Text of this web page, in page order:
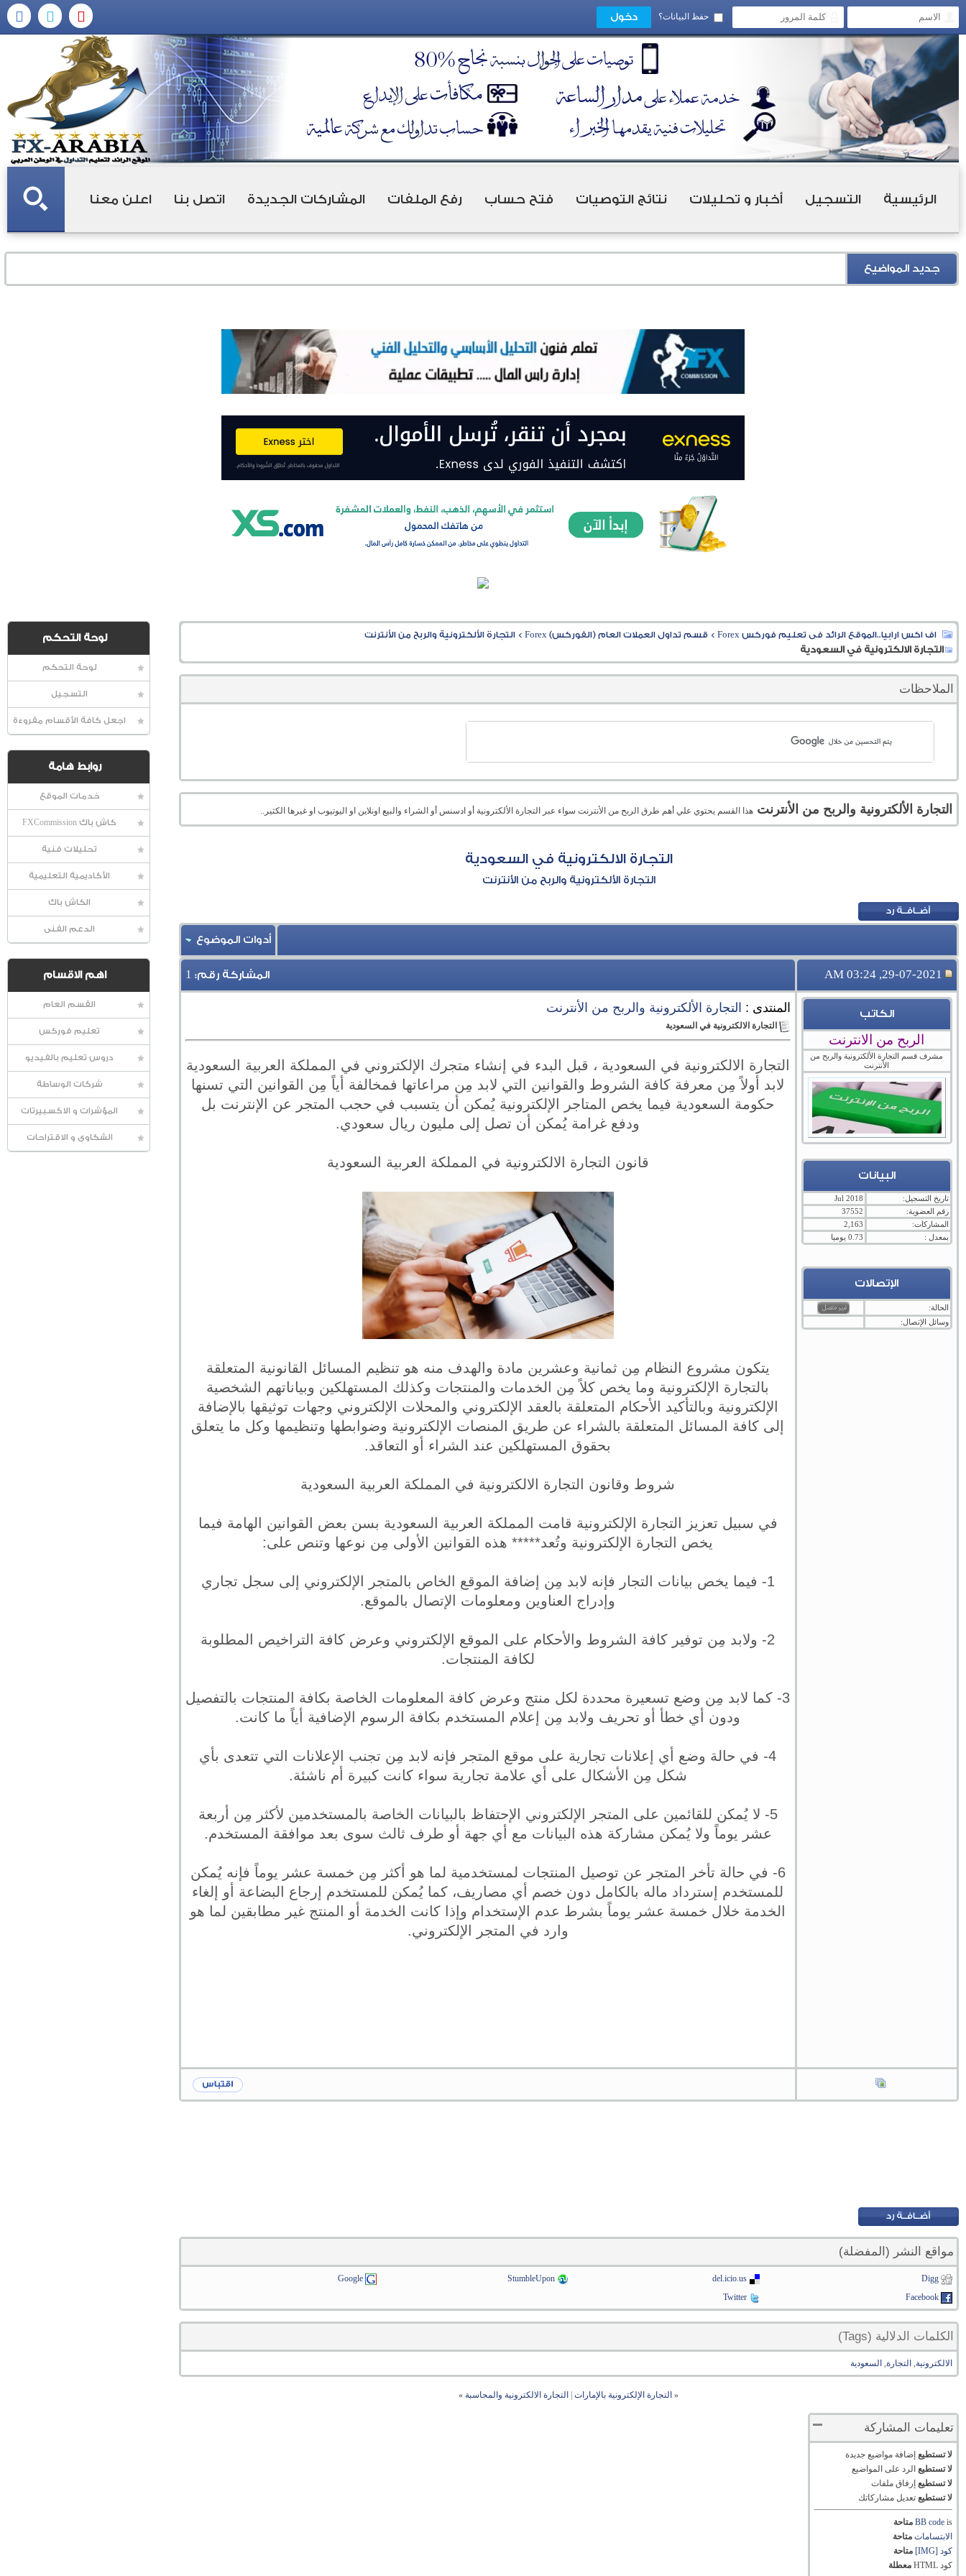
حفظ البيانات؟
الرئيسية التسجيل أخبار و تحليلات نتائج التوصيات فتح حساب رفع الملفات المشاركات الجديدة اتصل بنا اعلن معنا
جديد المواضيع
لوحة التحكم
لوحة التحكم
التسجيل
اجعل كافة الأقسام مقروءة
روابط هامة
خدمات الموقع
كاش باك FXCommission
تحليلات فنية
الأكاديمية التعليمية
الكاش باك
الدعم الفنى
اهم الاقسام
القسم العام
تعليم فوركس
دروس تعليم بالفيديو
شركات الوساطة
المؤشرات و الاكسبيرتات
الشكاوى و الاقتراحات
اف اكس ارابيا..الموقع الرائد فى تعليم فوركس Forex > قسم تداول العملات العام (الفوركس) Forex >التجارة الألكترونية والربح من الأنترنت
التجارة الالكترونية في السعودية
الملاحظات
التجارة الألكترونية والربح من الأنترنت هذا القسم يحتوي علي أهم طرق الربح من الأنترنت سواء عبر التجارة الألكترونية أو ادسنس أو الشراء والبيع اونلاين او اليوتيوب او غيرها الكثير..
التجارة الالكترونية في السعودية
التجارة الألكترونية والربح من الأنترنت
أدوات الموضوع
29-07-2021, 03:24 AM المشاركة رقم: 1
الكاتب
الربح من الانترنت
مشرف قسم التجارة الألكترونية والربح من
الأنترنت
البيانات
تاريخ التسجيل:
Jul 2018
رقم العضوية:
37552
المشاركات:
2,163
بمعدل :
0.73 يوميا
الإتصالات
الحالة:
وسائل الإتصال:
المنتدى : التجارة الألكترونية والربح من الأنترنت
التجارة الالكترونية في السعودية
التجارة الالكترونية في السعودية ، قبل البدء في إنشاء متجرك الإلكتروني في المملكة العربية السعودية
لابد أولاً مِن معرفة كافة الشروط والقوانين التي لابد مِن مراعاتها فمخالفة أياً مِن القوانين التي تسنها
حكومة السعودية فيما يخص المتاجر الإلكترونية يُمكن أن يتسبب في حجب المتجر عن الإنترنت بل
ودفع غرامة يُمكن أن تصل إلى مليون ريال سعودي.
قانون التجارة الالكترونية في المملكة العربية السعودية
يتكون مشروع النظام مِن ثمانية وعشرين مادة والهدف منه هو تنظيم المسائل القانونية المتعلقة
بالتجارة الإلكترونية وما يخص كلاً مِن الخدمات والمنتجات وكذلك المستهلكين وبياناتهم الشخصية
الإلكترونية وبالتأكيد الأحكام المتعلقة بالعقد الإلكتروني والمحلات الإلكتروني وجهات توثيقها بالإضافة
إلى كافة المسائل المتعلقة بالشراء عن طريق المنصات الإلكترونية وضوابطها وتنظيمها وكل ما يتعلق
بحقوق المستهلكين عند الشراء أو التعاقد.
شروط وقانون التجارة الالكترونية في المملكة العربية السعودية
في سبيل تعزيز التجارة الإلكترونية قامت المملكة العربية السعودية بسن بعض القوانين الهامة فيما
يخص التجارة الإلكترونية وتُعد***** هذه القوانين الأولى مِن نوعها وتنص على:
1- فيما يخص بيانات التجار فإنه لابد مِن إضافة الموقع الخاص بالمتجر الإلكتروني إلى سجل تجاري
وإدراج العناوين ومعلومات الإتصال بالموقع.
2- ولابد مِن توفير كافة الشروط والأحكام على الموقع الإلكتروني وعرض كافة التراخيص المطلوبة
لكافة المنتجات.
3- كما لابد مِن وضع تسعيرة محددة لكل منتج وعرض كافة المعلومات الخاصة بكافة المنتجات بالتفصيل
ودون أي خطأ أو تحريف ولابد مِن إعلام المستخدم بكافة الرسوم الإضافية أياً ما كانت.
4- في حالة وضع أي إعلانات تجارية على موقع المتجر فإنه لابد مِن تجنب الإعلانات التي تتعدى بأي
شكل مِن الأشكال على أي علامة تجارية سواء كانت كبيرة أم ناشئة.
5- لا يُمكن للقائمين على المتجر الإلكتروني الإحتفاظ بالبيانات الخاصة بالمستخدمين لأكثر مِن أربعة
عشر يوماً ولا يُمكن مشاركة هذه البيانات مع أي جهة أو طرف ثالث سوى بعد موافقة المستخدم.
6- في حالة تأخر المتجر عن توصيل المنتجات لمستخدمية لما هو أكثر مِن خمسة عشر يوماً فإنه يُمكن
للمستخدم إسترداد ماله بالكامل دون خصم أي مصاريف، كما يُمكن للمستخدم إرجاع البضاعة أو إلغاء
الخدمة خلال خمسة عشر يوماً بشرط عدم الإستخدام وإذا كانت الخدمة أو المنتج غير مطابقين لما هو
وارد في المتجر الإلكتروني.
مواقع النشر (المفضلة)
Digg
del.icio.us
StumbleUpon
Google
Facebook
Twitter
الكلمات الدلالية (Tags)
الالكترونية, التجارة, السعودية
« التجارة الإلكترونية بالإمارات| التجارة الالكترونية والمحاسبة »
تعليمات المشاركة
لا تستطيع إضافة مواضيع جديدة
لا تستطيع الرد على المواضيع
لا تستطيع إرفاق ملفات
لا تستطيع تعديل مشاركاتك
BB codeis
متاحة
الابتسامات متاحة
كود [IMG]
متاحة
كود HTML
معطلة